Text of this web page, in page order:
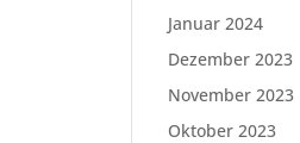
Januar 2024
Dezember 2023
November 2023
Oktober 2023